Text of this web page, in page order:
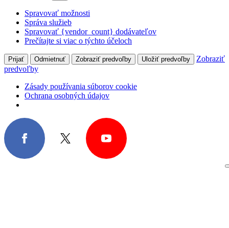
Spravovať možnosti
Správa služieb
Spravovať {vendor_count} dodávateľov
Prečítajte si viac o týchto účeloch
Prijať Odmietnuť Zobraziť predvoľby Uložiť predvoľby
Zobraziť
predvoľby
Zásady používania súborov cookie
Ochrana osobných údajov